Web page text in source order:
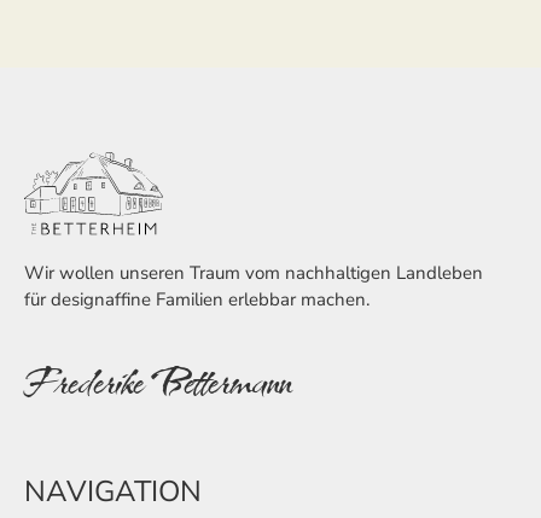
Wir wollen unseren Traum vom nachhaltigen Landleben
für designaffine Familien erlebbar machen.
Frederike Bettermann
NAVIGATION